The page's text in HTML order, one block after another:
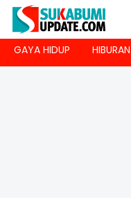
GAYA HIDUP HIBURAN